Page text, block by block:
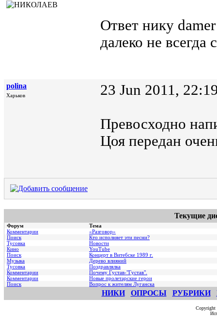
Ответ нику
далеко не всегда
polina
Харьков 23 Jun 2011,
Превосходно
Цоя передан
Текущие
Форум
Тема
Комментарии
«Разговор»
Поиск
Кто исполняет эти песни?
Тусовка
Новости
Кино
YouTube
Поиск
Концерт в Витебске 1989 г.
Музыка
Дерево влияний
Тусовка
Поздравлялка
Комментарии
Почему Густав-"Густав".
Комментарии
Hовые пролетарские герои
Поиск
Вопрос к жителям Луганска
НИКИ ОПРОСЫ РУБРИКИ